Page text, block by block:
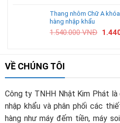
Thang nhôm Chữ A
hàng nhập khẩu
1.540.000VNĐ
VỀ CHÚNG TÔI
Công ty TNHH Nhật Kim Phát
nhập khẩu và phân phối các
hàng như máy đếm tiền, máy